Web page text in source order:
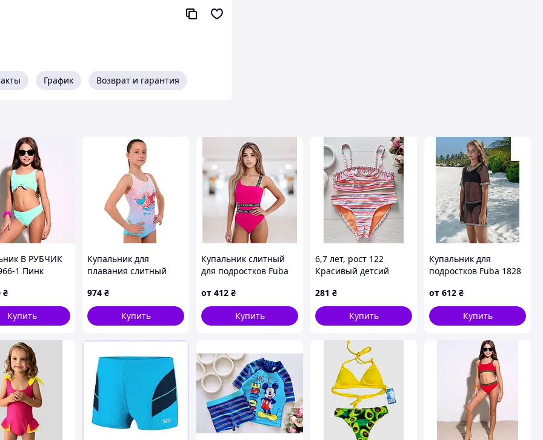
График Возврат и гарантия
В РУБЧИК
1 Пинк
₴
Купить
Купальник для
плавания слитный
24U710 возраст 4-14
лет розовый-голубой
974 ₴
Купить
Купальник слитный
для подростков Fuba
36 УКР размеры
от 412 ₴
Купить
6,7 лет, рост 122
Красивый детсий
купальник девочке.
Артикул 27370
281 ₴
Купить
Купальник для
подростков Fuba 1828
40 42 УКР размеры
от 612 ₴
Купить